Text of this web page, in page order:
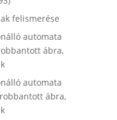
felismerése
automata
ábra,
automata
robbantott ábra,